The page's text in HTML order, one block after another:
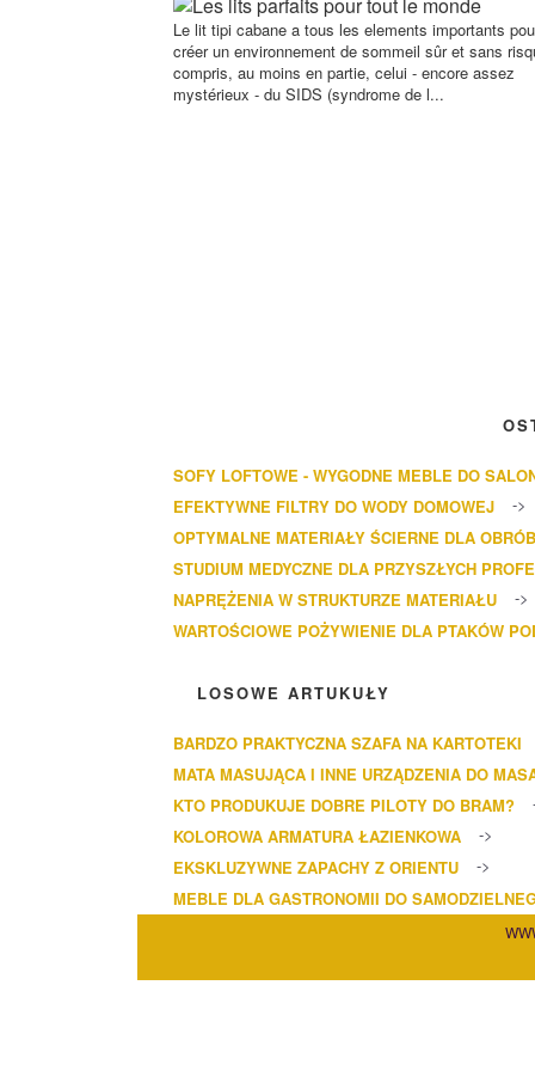
Le lit tipi cabane a tous les elements importants
créer un environnement de sommeil sûr et sans
compris, au moins en partie, celui - encore assez
mystérieux - du SIDS (syndrome de l...
SOFY LOFTOWE - WYGODNE MEBLE DO
EFEKTYWNE FILTRY DO WODY DOMOWEJ
OPTYMALNE MATERIAŁY ŚCIERNE DLA
STUDIUM MEDYCZNE DLA PRZYSZŁYCH
NAPRĘŻENIA W STRUKTURZE MATERIAŁU
WARTOŚCIOWE POŻYWIENIE DLA PTAKÓW
LOSOWE ARTUKUŁY
BARDZO PRAKTYCZNA SZAFA NA KARTOTEKI
MATA MASUJĄCA I INNE URZĄDZENIA DO
KTO PRODUKUJE DOBRE PILOTY DO BRAM?
KOLOROWA ARMATURA ŁAZIENKOWA
EKSKLUZYWNE ZAPACHY Z ORIENTU
MEBLE DLA GASTRONOMII DO